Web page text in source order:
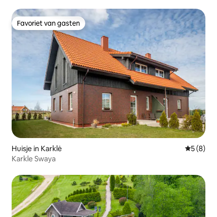
Favoriet van gasten
Favoriet van gasten
Huisje in Karklė
5 (8)
Karkle Swaya